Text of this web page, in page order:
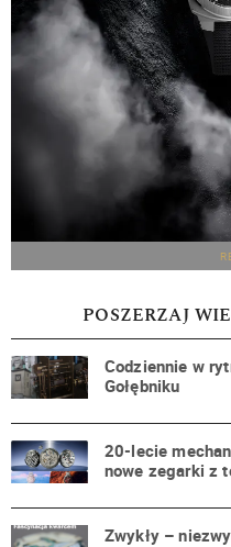
POSZERZAJ
Codziennie w
Gołębniku
20-lecie
nowe zegarki z
Zwykły –